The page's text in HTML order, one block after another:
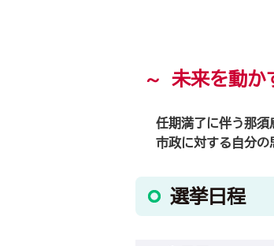
～ 未来を動か
任期満了に伴う那須
市政に対する自分の
選挙日程